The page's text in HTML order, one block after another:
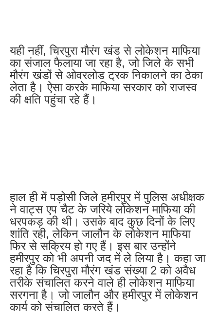
यही नहीं, चिरपुरा मौरंग खंड से लोकेशन माफिया
का संजाल फैलाया जा रहा है, जो जिले के सभी
मौरंग खंडों से ओवरलोड ट्रक निकालने का ठेका
लेता है। ऐसा करके माफिया सरकार को राजस्व
की क्षति पहुंचा रहे हैं।
हाल ही में पड़ोसी जिले हमीरपुर में पुलिस अधीक्षक
ने वाट्स एप चैट के जरिये लोकेशन माफिया की
धरपकड़ की थी। उसके बाद कुछ दिनों के लिए
शांति रही, लेकिन जालौन के लोकेशन माफिया
फिर से सक्रिय हो गए हैं। इस बार उन्होंने
हमीरपुर को भी अपनी जद में ले लिया है। कहा जा
रहा है कि चिरपुरा मौरंग खंड संख्या 2 को अवैध
तरीके संचालित करने वाले ही लोकेशन माफिया
सरगना है। जो जालौन और हमीरपुर में लोकेशन
कार्य को संचालित करते हैं।